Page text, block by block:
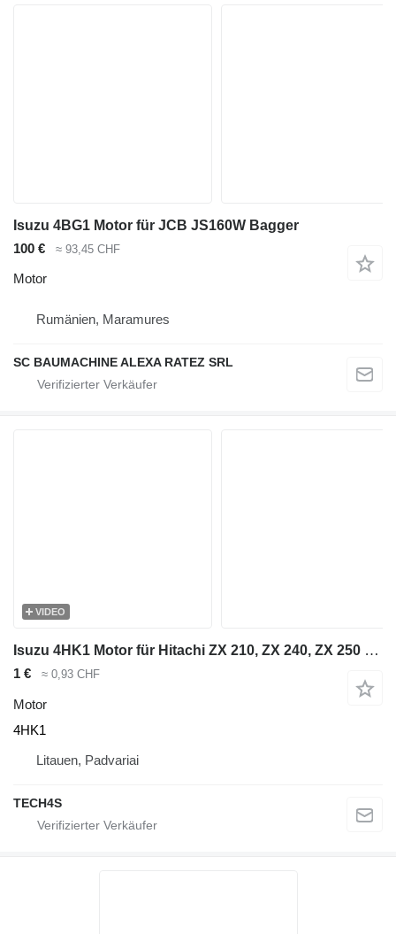
Isuzu 4BG1 Motor für JCB JS160W Bagger
100 €
≈ 93,45 CHF
Motor
Rumänien, Maramures
SC BAUMACHINE ALEXA RATEZ SRL
VIDEO
Isuzu 4HK1 Motor für Hitachi ZX 210, ZX 240, ZX 250 Bagger
1 € ≈ 0,93 CHF
Motor
4HK1
Litauen, Padvariai
TECH4S